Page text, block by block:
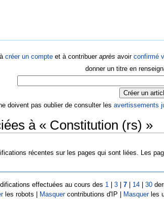
créer un compte et à contribuer après avoir confirmé
donner un titre en
doivent pas oublier de consulter les avertissements
à « Constitution (rs) »
récentes sur les pages qui sont liées. Les
effectuées au cours des 1| 3| 7| 14| 30
les robots | Masquercontributions d'IP | Masquerles